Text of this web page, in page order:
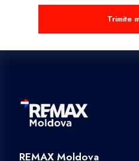
Trimite
REMAX Moldova